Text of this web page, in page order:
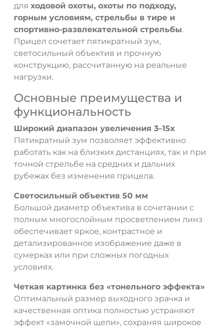
для ходовой охоты, охоты по подходу,
горным условиям, стрельбы в тире и
спортивно-развлекательной стрельбы.
Прицел сочетает пятикратный зум,
светосильный объектив и прочную
конструкцию, рассчитанную на реальные
нагрузки.
Основные преимущества и
функциональность
Широкий диапазон увеличения 3–15x
Пятикратный зум позволяет эффективно
работать как на близких дистанциях, так и при
точной стрельбе на средних и дальних
рубежах без изменения прицела.
Светосильный объектив 50 мм
Большой диаметр объектива в сочетании с
полным многослойным просветлением линз
обеспечивает яркое, контрастное и
детализированное изображение даже в
сумерках или при сложных погодных
условиях.
Четкая картинка без «тонельного эффекта»
Оптимальный размер выходного зрачка и
качественная оптика полностью устраняют
эффект «замочной щели», сохраняя широкое